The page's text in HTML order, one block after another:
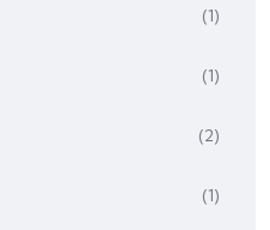
(1)
(1)
(2)
(1)